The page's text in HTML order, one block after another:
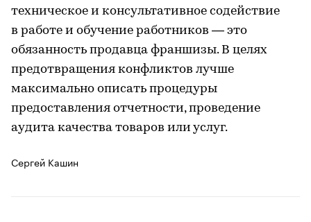
техническое и консультативное содействие
в работе и обучение работников — это
обязанность продавца франшизы. В целях
предотвращения конфликтов лучше
максимально описать процедуры
предоставления отчетности, проведение
аудита качества товаров или услуг.
Сергей Кашин